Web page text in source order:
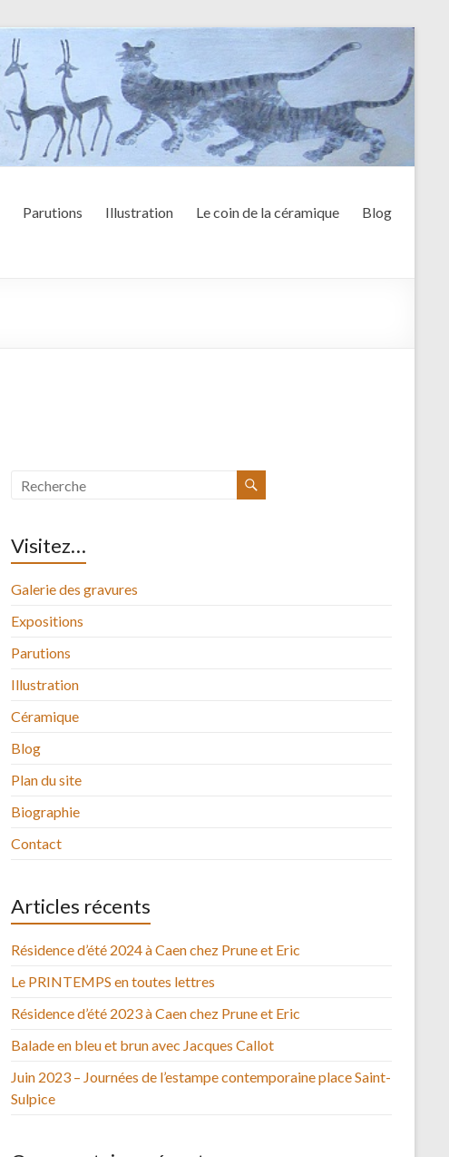
Parutions Illustration Le coin de la céramique Blog
Visitez…
Galerie des gravures
Expositions
Parutions
Illustration
Céramique
Blog
Plan du site
Biographie
Contact
Articles récents
Résidence d’été 2024 à Caen chez Prune et Eric
Le PRINTEMPS en toutes lettres
Résidence d’été 2023 à Caen chez Prune et Eric
Balade en bleu et brun avec Jacques Callot
Juin 2023 – Journées de l’estampe contemporaine place Saint-
Sulpice